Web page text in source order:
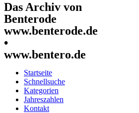
Das Archiv von
Benterode
www.benterode.de
•
www.bentero.de
Startseite
Schnellsuche
Kategorien
Jahreszahlen
Kontakt